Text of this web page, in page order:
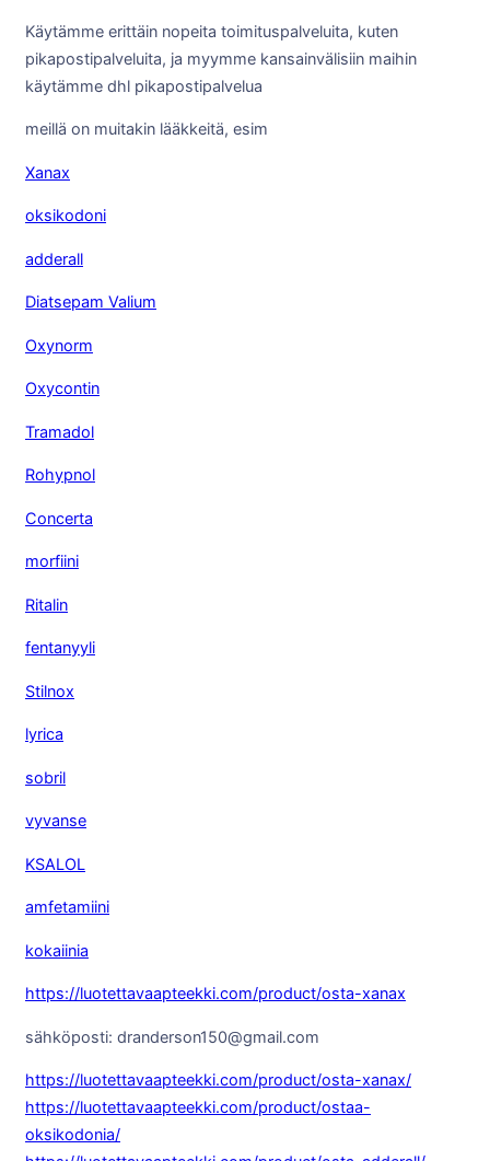
Käytämme erittäin nopeita toimituspalveluita, kuten
pikapostipalveluita, ja myymme kansainvälisiin maihin
käytämme dhl pikapostipalvelua
meillä on muitakin lääkkeitä, esim
Xanax
oksikodoni
adderall
Diatsepam Valium
Oxynorm
Oxycontin
Tramadol
Rohypnol
Concerta
morfiini
Ritalin
fentanyyli
Stilnox
lyrica
sobril
vyvanse
KSALOL
amfetamiini
kokaiinia
https://luotettavaapteekki.com/product/osta-xanax
sähköposti: dranderson150@gmail.com
https://luotettavaapteekki.com/product/osta-xanax/
https://luotettavaapteekki.com/product/ostaa-
oksikodonia/